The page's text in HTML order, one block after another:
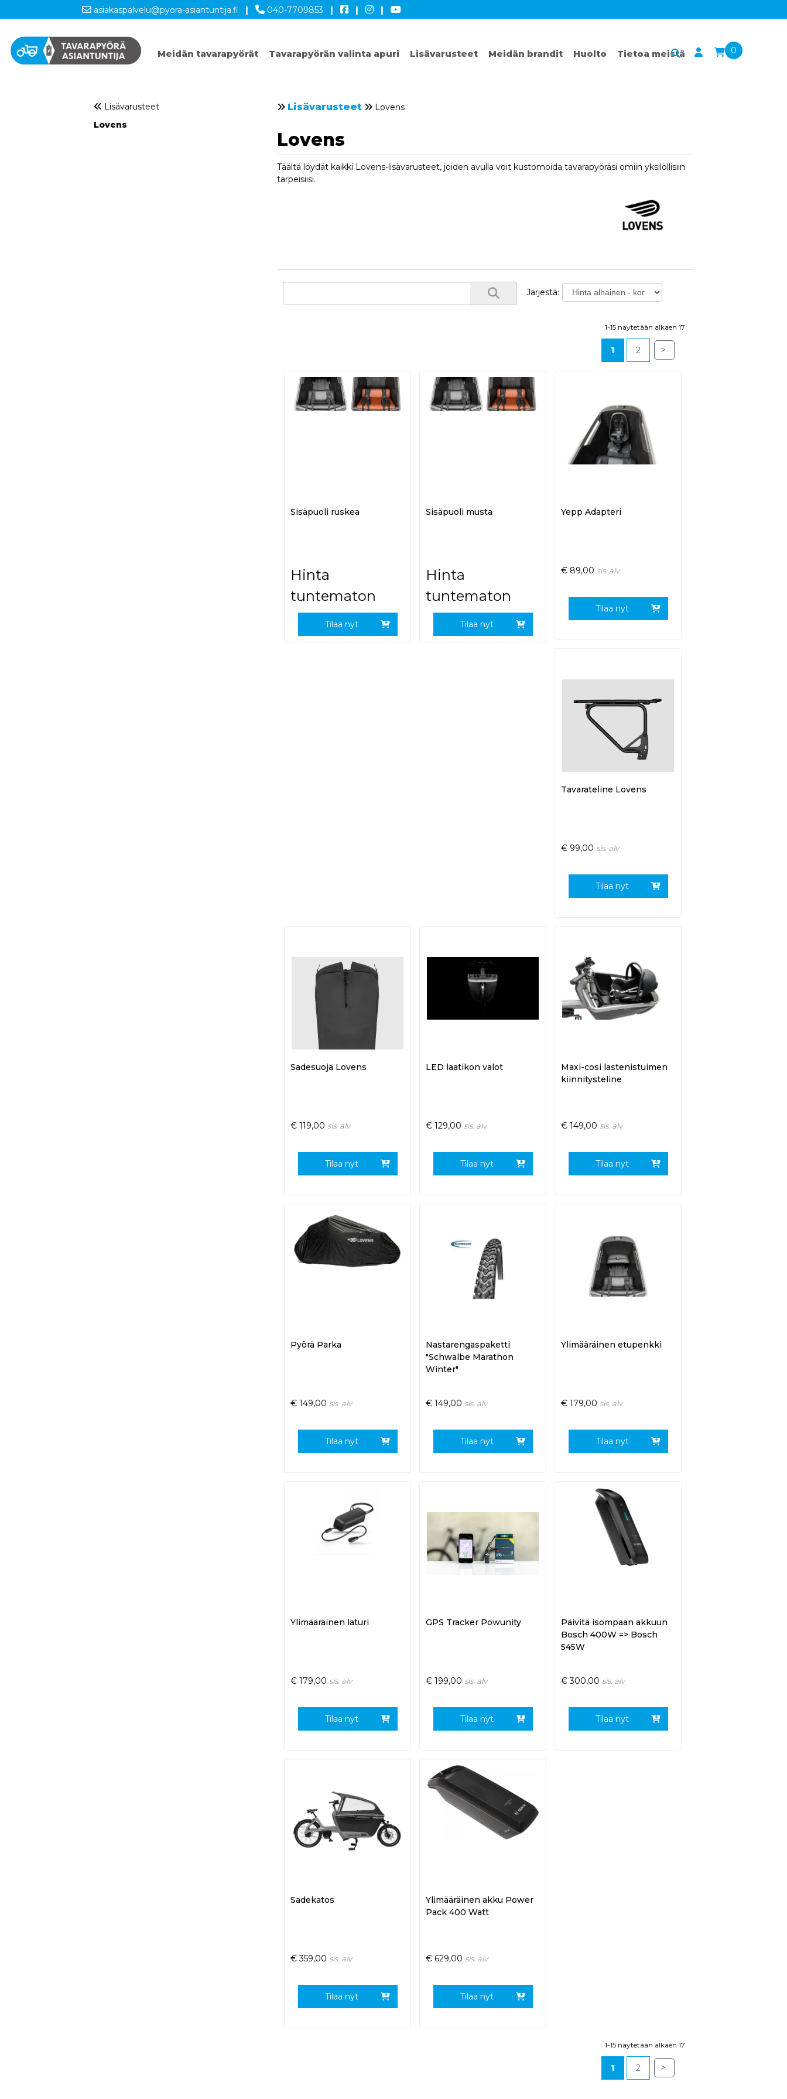
asiakaspalvelu@pyora-asiantuntija.fi | 040-7709853 | | |
Meidän tavarapyörät Tavarapyörän valinta apuri Lisävarusteet Meidän brandit Huolto Tietoa meistä 0
Lisävarusteet Lovens
Lovens
Täältä löydät kaikki Lovens-lisävarusteet, joiden avulla voit kustomoida tavarapyöräsi omiin yksilöllisiin
tarpeisiisi.
Järjestä:
1-15 näytetään alkaen 17
1 2 >
Sisäpuoli ruskea
Hinta
tuntematon
Tilaa nyt
Sisäpuoli musta
Hinta
tuntematon
Tilaa nyt
Yepp Adapteri
€ 89,00 sis. alv
Tilaa nyt
Tavarateline Lovens
€ 99,00 sis. alv
Tilaa nyt
Sadesuoja Lovens
€ 119,00 sis. alv
Tilaa nyt
LED laatikon valot
€ 129,00 sis. alv
Tilaa nyt
Maxi-cosi lastenistuimen
kiinnitysteline
€ 149,00 sis. alv
Tilaa nyt
Pyörä Parka
€ 149,00 sis. alv
Tilaa nyt
Nastarengaspaketti
"Schwalbe Marathon
Winter"
€ 149,00 sis. alv
Tilaa nyt
Ylimääräinen etupenkki
€ 179,00 sis. alv
Tilaa nyt
Ylimääräinen laturi
€ 179,00 sis. alv
Tilaa nyt
GPS Tracker Powunity
€ 199,00 sis. alv
Tilaa nyt
Päivitä isompaan akkuun
Bosch 400W => Bosch
545W
€ 300,00 sis. alv
Tilaa nyt
Sadekatos
€ 359,00 sis. alv
Tilaa nyt
Ylimääräinen akku Power
Pack 400 Watt
€ 629,00 sis. alv
Tilaa nyt
1-15 näytetään alkaen 17
1 2 >
Lisävarusteet
Lovens